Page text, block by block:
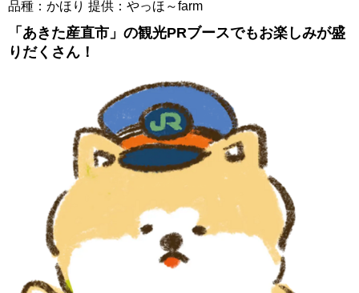
品種：かほり 提供：やっほ～farm
「あきた産直市」の観光PRブースでもお楽しみが盛
りだくさん！